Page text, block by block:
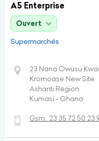
A5 Enterprise
Ouvert
Supermarchés
23 Nana Owusu
Kromoase New Site
Ashanti Region
Kumasi - Ghana
Gsm: 23 35 72 50 23